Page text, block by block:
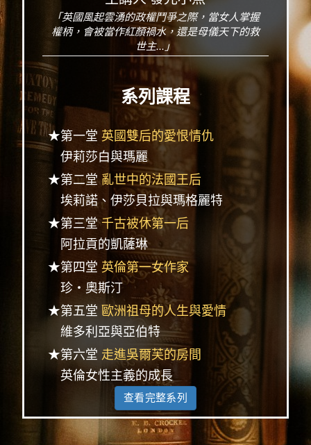
「英國風起雲湧的政權鬥爭之際，當女人掌握
權柄，會被當作紅顏禍水，還是母儀天下的救
世主...」
系列課程
★第一堂 英國雙后的愛恨情仇
伊莉莎白與瑪麗
★第二堂亂世中的法國王后
埃莉諾、伊莎貝拉與瑪格麗特
★第三堂千古被休第一后
阿拉貢的凱薩琳
★第四堂 英倫第一女作家
珍‧奧斯汀
★第五堂 歐洲祖母的人生與愛情
維多利亞與亞伯特
★第六堂 走進吳爾芙的房間
英倫女性主義的成長
查看完整系列